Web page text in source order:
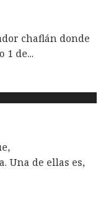
chaflán donde
1 de...
Una de ellas es,